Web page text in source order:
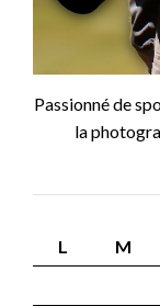
Passionné de
la
L M